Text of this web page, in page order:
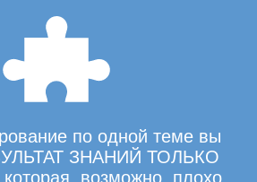
по одной теме вы
ЗНАНИЙ ТОЛЬКО
возможно, плохо